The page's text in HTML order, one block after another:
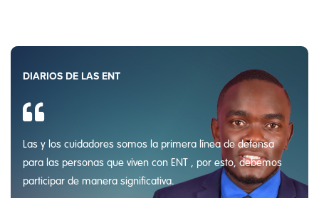
DIARIOS DE LAS ENT
Las y los cuidadores somos la primera línea de defensa
para las personas que viven con ENT , por esto, debemos
participar de manera significativa.